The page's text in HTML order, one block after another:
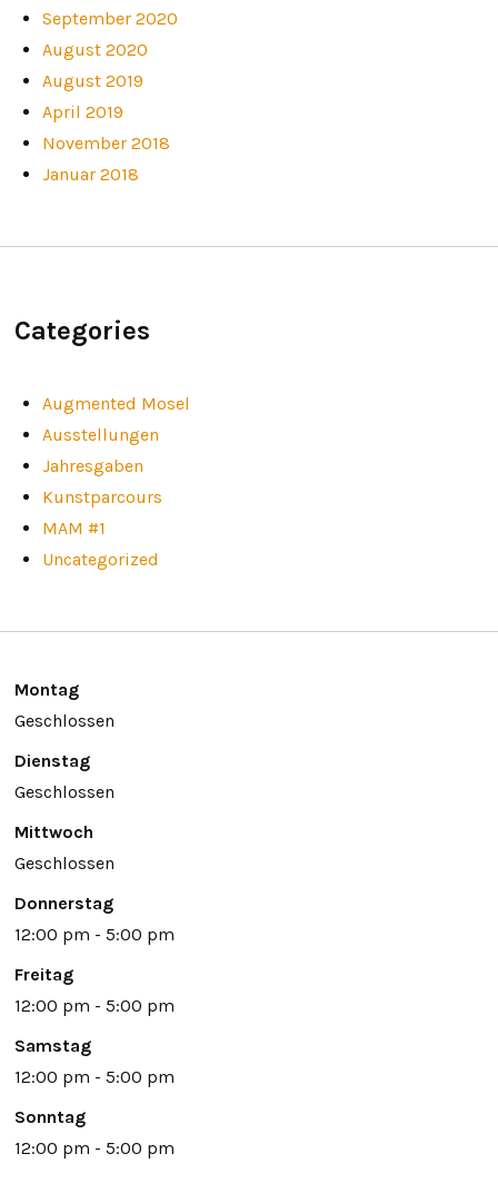
September 2020
August 2020
August 2019
April 2019
November 2018
Januar 2018
Categories
Augmented Mosel
Ausstellungen
Jahresgaben
Kunstparcours
MAM #1
Uncategorized
Montag
Geschlossen
Dienstag
Geschlossen
Mittwoch
Geschlossen
Donnerstag
12:00 pm - 5:00 pm
Freitag
12:00 pm - 5:00 pm
Samstag
12:00 pm - 5:00 pm
Sonntag
12:00 pm - 5:00 pm